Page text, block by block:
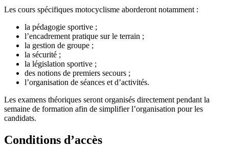
Les cours spécifiques motocyclisme aborderont notamment :
la pédagogie sportive ;
l’encadrement pratique sur le terrain ;
la gestion de groupe ;
la sécurité ;
la législation sportive ;
des notions de premiers secours ;
l’organisation de séances et d’activités.
Les examens théoriques seront organisés directement pendant la
semaine de formation afin de simplifier l’organisation pour les
candidats.
Conditions d’accès